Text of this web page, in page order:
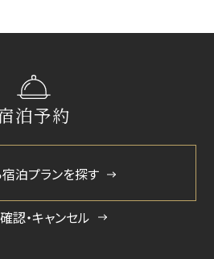
泊予約
泊プランを探す
認・キャンセル